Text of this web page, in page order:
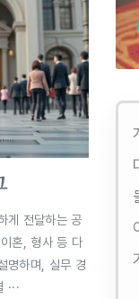
게 전달하는 공
혼, 형사 등 다
명하며, 실무 경